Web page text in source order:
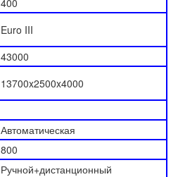
400
Euro III
43000
13700x2500x4000
Автоматическая
800
Ручной+дистанционный